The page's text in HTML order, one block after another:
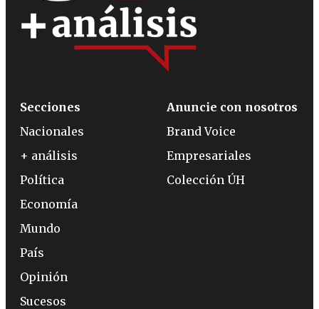
Secciones
Nacionales
+ análisis
Política
Economía
Mundo
País
Opinión
Sucesos
Anuncie con nosotros
Brand Voice
Empresariales
Colección ÚH